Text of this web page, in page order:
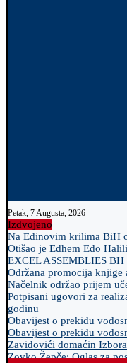
Petak, 7 Augusta, 2026
Izdvojeno
Na Edinovim krilima BiH
Otišao je Edhem Edo
EXCEL ASSEMBLIES
Održana promocija
Načelnik održao prijem
Potpisani ugovori za
godinu
Obavijest o prekidu
Obavijest o prekidu
Zavidovići domaćin
Zovko Žepče: Oglas za